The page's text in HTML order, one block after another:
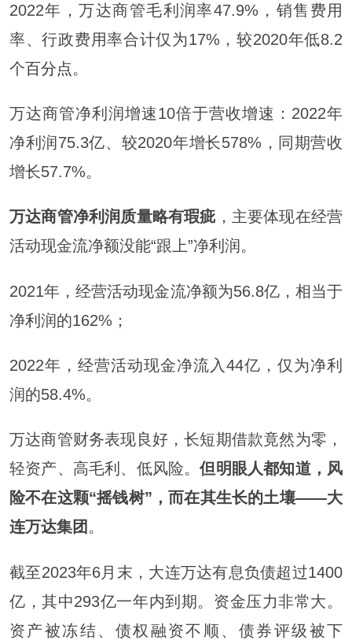
2022年，万达商管毛利润率47.9%，销售费用
率、行政费用率合计仅为17%，较2020年低8.2
个百分点。
万达商管净利润增速10倍于营收增速：2022年
净利润75.3亿、较2020年增长578%，同期营收
增长57.7%。
万达商管净利润质量略有瑕疵，主要体现在经营
活动现金流净额没能“跟上”净利润。
2021年，经营活动现金流净额为56.8亿，相当于
净利润的162%；
2022年，经营活动现金净流入44亿，仅为净利
润的58.4%。
万达商管财务表现良好，长短期借款竟然为零，
轻资产、高毛利、低风险。但明眼人都知道，风
险不在这颗“摇钱树”，而在其生长的土壤——大
连万达集团 。
截至2023年6月末，大连万达有息负债超过1400
亿，其中293亿一年内到期。资金压力非常大。
资产被冻结、债权融资不顺、债券评级被下